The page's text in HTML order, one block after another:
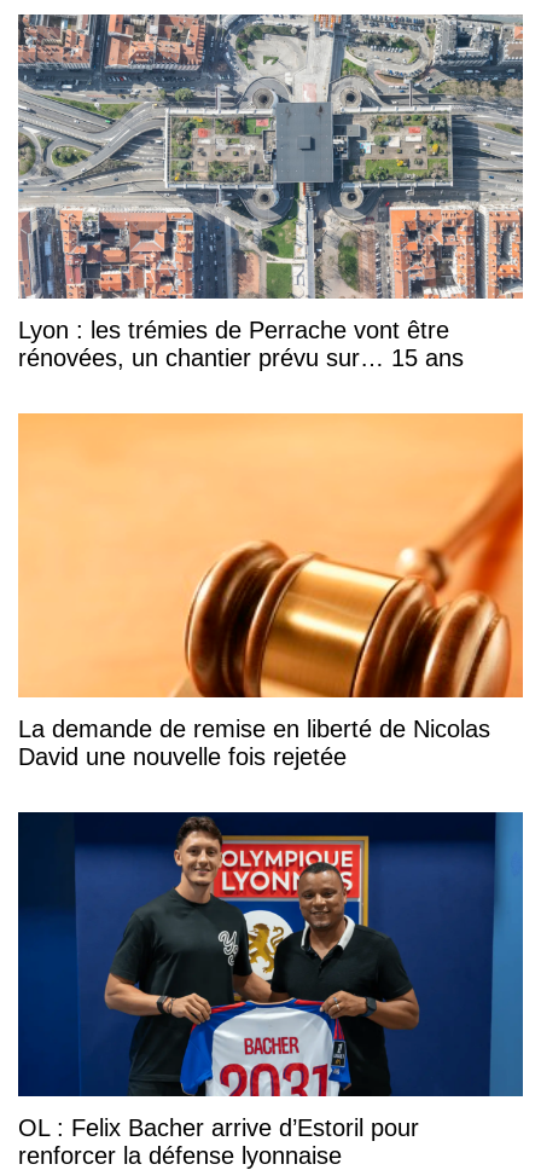
Lyon : les trémies de Perrache vont être
rénovées, un chantier prévu sur… 15 ans
La demande de remise en liberté de Nicolas
David une nouvelle fois rejetée
OL : Felix Bacher arrive d’Estoril pour
renforcer la défense lyonnaise